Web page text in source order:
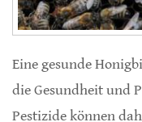
Eine gesunde
die Gesundheit und
Pestizide können